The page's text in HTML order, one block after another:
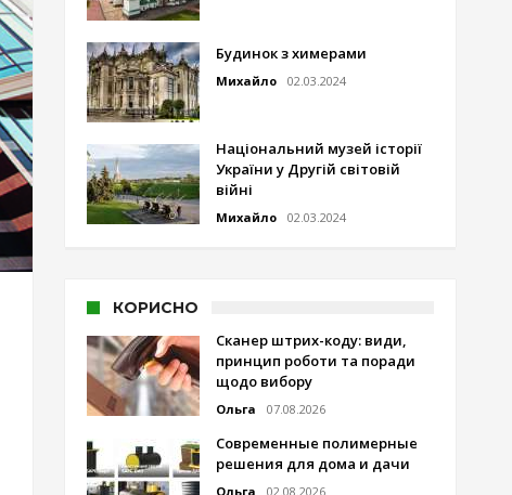
Будинок з химерами
Михайло 02.03.2024
Національний музей історії
України у Другій світовій
війні
Михайло 02.03.2024
КОРИСНО
Сканер штрих-коду: види,
принцип роботи та поради
щодо вибору
Ольга 07.08.2026
Современные полимерные
решения для дома и дачи
Ольга 02.08.2026